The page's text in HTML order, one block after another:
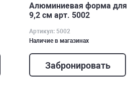
Алюминиевая форма
9,2 см арт. 5002
Артикул: 5002
Наличие в магазинах
Забронировать